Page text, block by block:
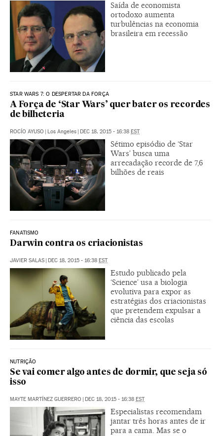
Saída de economista
ortodoxo aumenta
turbulências na economia
brasileira em recessão
STAR WARS 7: O DESPERTAR DA FORÇA
A Força de ‘Star Wars’ quer bater os recordes
de bilheteria
ROCÍO AYUSO Los Angeles DEC 18, 2015 - 16:38 EST
Sétimo episódio de ‘Star
Wars’ busca uma
arrecadação recorde de 7,6
bilhões de reais
FANATISMO
Darwin contra os criacionistas
JAVIER SALAS | DEC 18, 2015 - 16:38 EST
Estudo publicado pela
‘Science’ usa a biologia
evolutiva para expor as
estratégias dos criacionistas
que pretendem expulsar a
ciência das escolas
NUTRIÇÃO
Se vai comer algo antes de dormir, que seja só
isso
MAYTE MARTÍNEZ GUERRERO | DEC 18, 2015 - 16:38 EST
Especialistas recomendam
jantar três horas antes de ir
para a cama. Mas se o